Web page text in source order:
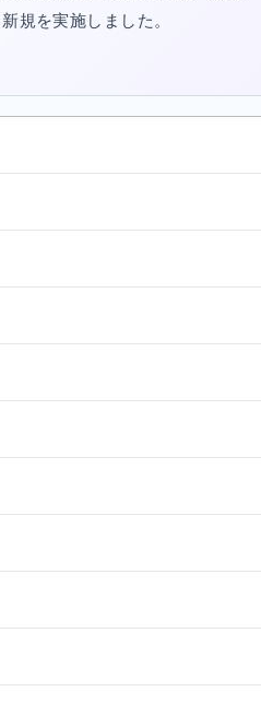
規を実施しました。